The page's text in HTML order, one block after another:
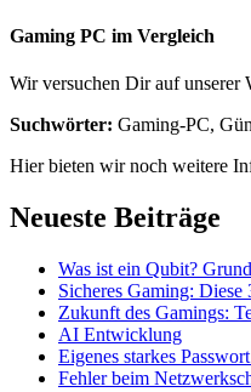
Gaming PC im Vergleich
Wir versuchen Dir auf unserer
Suchwörter: Gaming-PC,
Hier bieten wir noch weitere
Neueste Beiträge
Was ist ein Qubit?
Sicheres Gaming:
Zukunft des Gamings:
AI Entwicklung
Eigenes starkes
Fehler beim